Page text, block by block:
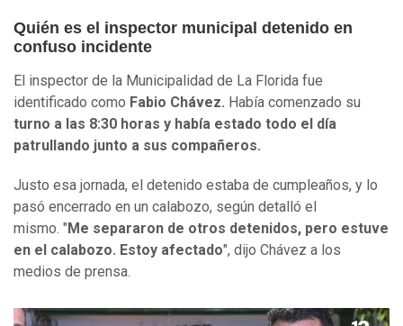
Quién es el inspector municipal detenido en
confuso incidente
El inspector de la Municipalidad de La Florida fue
identificado como Fabio Chávez. Había comenzado su
turno a las 8:30 horas y había estado todo el día
patrullando junto a sus compañeros.
Justo esa jornada, el detenido estaba de cumpleaños, y lo
pasó encerrado en un calabozo, según detalló el
mismo. "Me separaron de otros detenidos, pero estuve
en el calabozo. Estoy afectado", dijo Chávez a los
medios de prensa.